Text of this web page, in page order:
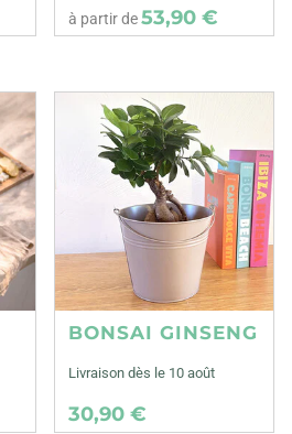
à partir de53,90 €
BONSAI GINSENG
Livraison dès le 10 août
30,90 €